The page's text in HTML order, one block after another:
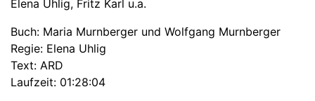
Elena Uhlig, Fritz Karl u.a.
Buch: Maria Murnberger und Wolfgang Murnberger
Regie: Elena Uhlig
Text: ARD
Laufzeit: 01:28:04